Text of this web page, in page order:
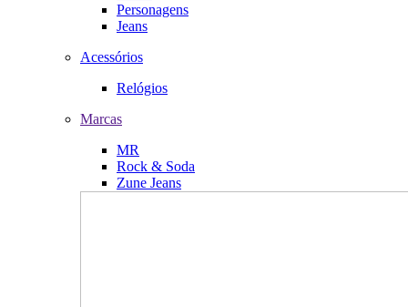
Personagens
Jeans
Acessórios
Relógios
Marcas
MR
Rock & Soda
Zune Jeans